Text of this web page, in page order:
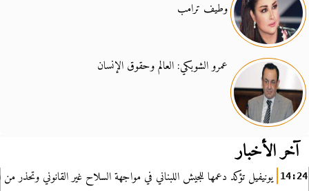
وطيف ترامب
عمرو الشوبكي: العالم وحقوق الإنسان
آخر الأخبار
14:24 يونيفيل تؤكد دعمها للجيش اللبناني في مواجهة السلاح غير القانوني وتحذر من